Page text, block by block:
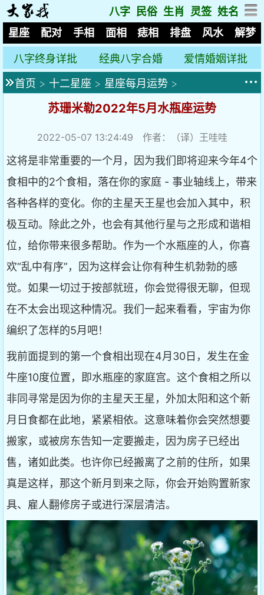
八字 民俗 生肖 灵签 姓名
星座
配对 手相 面相 痣相 排盘 风水 解梦
八字终身详批 经典八字合婚
爱情婚姻详批
首页 > 十二星座 > 星座每月运势 >
苏珊米勒2022年5月水瓶座运势
2022-05-07 13:24:49 作者：（译）王哇哇
这将是非常重要的一个月，因为我们即将迎来今年4个
食相中的2个食相，落在你的家庭 - 事业轴线上，带来
各种各样的变化。你的主星天王星也会加入其中，积
极互动。除此之外，也会有其他行星与之形成和谐相
位，给你带来很多帮助。作为一个水瓶座的人，你喜
欢“乱中有序”，因为这样会让你有种生机勃勃的感
觉。如果一切过于按部就班，你会觉得很无聊，但现
在不太会出现这种情况。我们一起来看看，宇宙为你
编织了怎样的5月吧！
我前面提到的第一个食相出现在4月30日，发生在金
牛座10度位置，即水瓶座的家庭宫。这个食相之所以
非同寻常是因为你的主星天王星，外加太阳和这个新
月日食都在此地，紧紧相依。这意味着你会突然想要
搬家，或被房东告知一定要搬走，因为房子已经出
售，诸如此类。也许你已经搬离了之前的住所，如果
真是这样，那这个新月到来之际，你会开始购置新家
具、雇人翻修房子或进行深层清洁。